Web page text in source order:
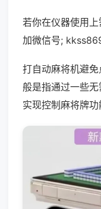
若你在仪器使用
加微信号;
打自动麻将机避
般是指通过一些
实现控制麻将牌功